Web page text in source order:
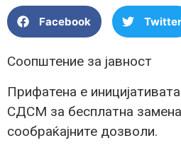
Facebook Twitter
Соопштение за јавност
Прифатена е
СДСМ за бесплатна
сообраќајните дозволи.